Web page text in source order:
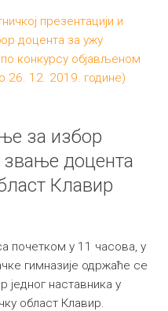
презентацији и
доцента за ужу
конкурсу објављеном
26. 12. 2019. године)
за избор
звање доцента
Клавир
почетком у 11 часова, у
гимназије одржаће се
једног наставника у
област Клавир.